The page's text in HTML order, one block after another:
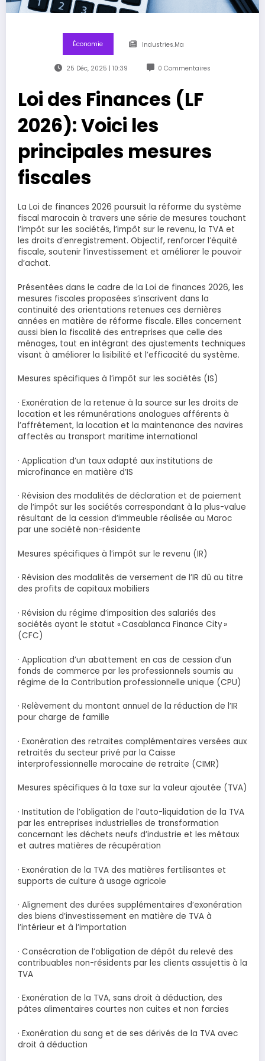
Économie Industries.ma
25 Déc, 2025 | 10:39 0 Commentaires
Loi des Finances (LF
2026): Voici les
principales mesures
fiscales
La Loi de finances 2026 poursuit la réforme du système
fiscal marocain à travers une série de mesures touchant
l’impôt sur les sociétés, l’impôt sur le revenu, la TVA et
les droits d’enregistrement. Objectif, renforcer l’équité
fiscale, soutenir l’investissement et améliorer le pouvoir
d’achat.
Présentées dans le cadre de la Loi de finances 2026, les
mesures fiscales proposées s’inscrivent dans la
continuité des orientations retenues ces dernières
années en matière de réforme fiscale. Elles concernent
aussi bien la fiscalité des entreprises que celle des
ménages, tout en intégrant des ajustements techniques
visant à améliorer la lisibilité et l’efficacité du système.
Mesures spécifiques à l’impôt sur les sociétés (IS)
· Exonération de la retenue à la source sur les droits de
location et les rémunérations analogues afférents à
l’affrétement, la location et la maintenance des navires
affectés au transport maritime international
· Application d’un taux adapté aux institutions de
microfinance en matière d’IS
· Révision des modalités de déclaration et de paiement
de l’impôt sur les sociétés correspondant à la plus-value
résultant de la cession d’immeuble réalisée au Maroc
par une société non-résidente
Mesures spécifiques à l’impôt sur le revenu (IR)
· Révision des modalités de versement de l’IR dû au titre
des profits de capitaux mobiliers
· Révision du régime d’imposition des salariés des
sociétés ayant le statut « Casablanca Finance City »
(CFC)
· Application d’un abattement en cas de cession d’un
fonds de commerce par les professionnels soumis au
régime de la Contribution professionnelle unique (CPU)
· Relèvement du montant annuel de la réduction de l’IR
pour charge de famille
· Exonération des retraites complémentaires versées aux
retraités du secteur privé par la Caisse
interprofessionnelle marocaine de retraite (CIMR)
Mesures spécifiques à la taxe sur la valeur ajoutée (TVA)
· Institution de l’obligation de l’auto-liquidation de la TVA
par les entreprises industrielles de transformation
concernant les déchets neufs d’industrie et les métaux
et autres matières de récupération
· Exonération de la TVA des matières fertilisantes et
supports de culture à usage agricole
· Alignement des durées supplémentaires d’exonération
des biens d’investissement en matière de TVA à
l’intérieur et à l’importation
· Consécration de l’obligation de dépôt du relevé des
contribuables non-résidents par les clients assujettis à la
TVA
· Exonération de la TVA, sans droit à déduction, des
pâtes alimentaires courtes non cuites et non farcies
· Exonération du sang et de ses dérivés de la TVA avec
droit à déduction